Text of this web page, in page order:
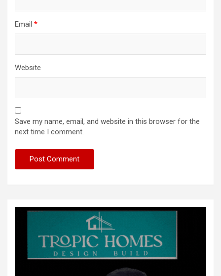
Email *
Website
Save my name, email, and website in this browser for the
next time I comment.